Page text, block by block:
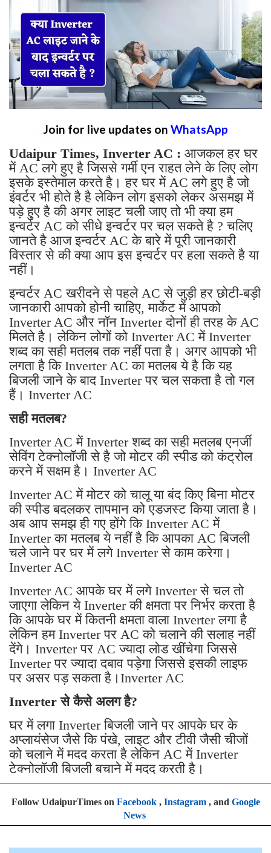
Join for live updates on WhatsApp
Udaipur Times, Inverter AC : आजकल हर घर
में AC लगे हुए है जिससे गर्मी एन राहत लेने के लिए लोग
इसके इस्तेमाल करते है। हर घर में AC लगे हुए है जो
इंवर्टर भी होते है है लेकिन लोग इसको लेकर असमझ में
पड़े हुए है की अगर लाइट चली जाए तो भी क्या हम
इन्वर्टर AC को सीधे इन्वर्टर पर चल सकते है ? चलिए
जानते है आज इन्वर्टर AC के बारे में पूरी जानकारी
विस्तार से की क्या आप इस इन्वर्टर पर हला सकते है या
नहीं।
इन्वर्टर AC खरीदने से पहले AC से जुड़ी हर छोटी-बड़ी
जानकारी आपको होनी चाहिए, मार्केट में आपको
Inverter AC और नॉन Inverter दोनों ही तरह के AC
मिलते है। लेकिन लोगों को Inverter AC में Inverter
शब्द का सही मतलब तक नहीं पता है। अगर आपको भी
लगता है कि Inverter AC का मतलब ये है कि यह
बिजली जाने के बाद Inverter पर चल सकता है तो गल
हैं। Inverter AC
सही मतलब?
Inverter AC में Inverter शब्द का सही मतलब एनर्जी
सेविंग टेक्नोलॉजी से है जो मोटर की स्पीड को कंट्रोल
करने में सक्षम है। Inverter AC
Inverter AC में मोटर को चालू या बंद किए बिना मोटर
की स्पीड बदलकर तापमान को एडजस्ट किया जाता है।
अब आप समझ ही गए होंगे कि Inverter AC में
Inverter का मतलब ये नहीं है कि आपका AC बिजली
चले जाने पर घर में लगे Inverter से काम करेगा।
Inverter AC
Inverter AC आपके घर में लगे Inverter से चल तो
जाएगा लेकिन ये Inverter की क्षमता पर निर्भर करता है
कि आपके घर में कितनी क्षमता वाला Inverter लगा है
लेकिन हम Inverter पर AC को चलाने की सलाह नहीं
देंगे। Inverter पर AC ज्यादा लोड खींचेगा जिससे
Inverter पर ज्यादा दबाव पड़ेगा जिससे इसकी लाइफ
पर असर पड़ सकता है।Inverter AC
Inverter से कैसे अलग है?
घर में लगा Inverter बिजली जाने पर आपके घर के
अप्लायंसेज जैसे कि पंखे, लाइट और टीवी जैसी चीजों
को चलाने में मदद करता है लेकिन AC में Inverter
टेक्नोलॉजी बिजली बचाने में मदद करती है।
Follow UdaipurTimes on Facebook, Instagram, and Google
News